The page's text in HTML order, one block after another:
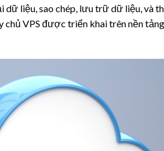
liệu, sao chép, lưu trữ dữ liệu, và
VPS được triển khai trên nền